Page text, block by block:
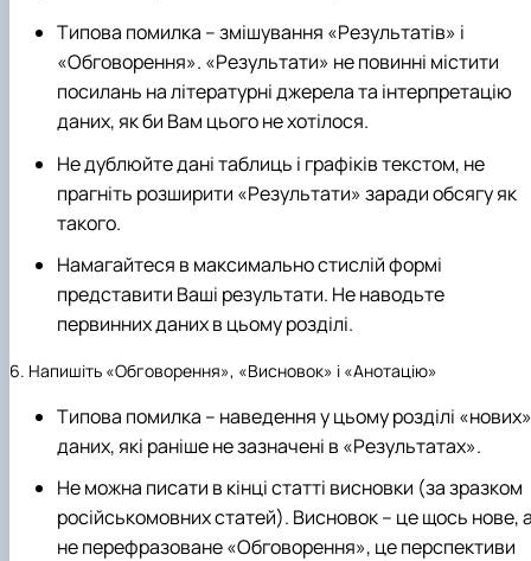
Типова помилка – змішування «Результатів» і
«Обговорення». «Результати» не повинні містити
посилань на літературні джерела та інтерпретацію
даних, як би Вам цього не хотілося.
Не дублюйте дані таблиць і графіків текстом, не
прагніть розширити «Результати» заради обсягу як
такого.
Намагайтеся в максимально стислій формі
представити Ваші результати. Не наводьте
первинних даних в цьому розділі.
6. Напишіть «Обговорення», «Висновок» і «Анотацію»
Типова помилка – наведення у цьому розділі «нових»
даних, які раніше не зазначені в «Результатах».
Не можна писати в кінці статті висновки (за зразком
російськомовних статей). Висновок – це щось нове,
не перефразоване «Обговорення», це перспективи